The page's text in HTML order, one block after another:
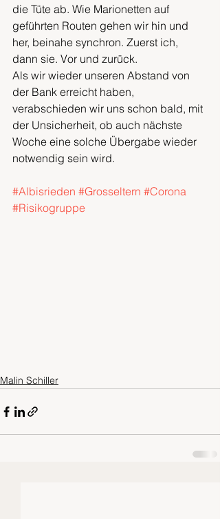
die Tüte ab. Wie Marionetten auf
geführten Routen gehen wir hin und
her, beinahe synchron. Zuerst ich,
dann sie. Vor und zurück.
Als wir wieder unseren Abstand von
der Bank erreicht haben,
verabschieden wir uns schon bald, mit
der Unsicherheit, ob auch nächste
Woche eine solche Übergabe wieder
notwendig sein wird.
#Albisrieden #Grosseltern #Corona
#Risikogruppe
Malin Schiller